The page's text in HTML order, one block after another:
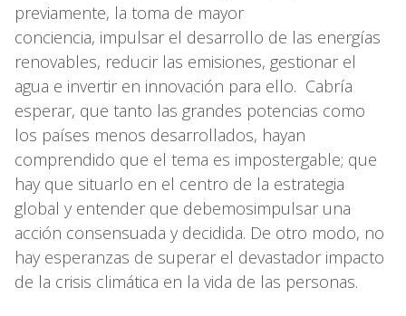
previamente, la toma de mayor
conciencia, impulsar el desarrollo de las energías
renovables, reducir las emisiones, gestionar el
agua e invertir en innovación para ello. Cabría
esperar, que tanto las grandes potencias como
los países menos desarrollados, hayan
comprendido que el tema es impostergable; que
hay que situarlo en el centro de la estrategia
global y entender que debemosimpulsar una
acción consensuada y decidida. De otro modo, no
hay esperanzas de superar el devastador impacto
de la crisis climática en la vida de las personas.